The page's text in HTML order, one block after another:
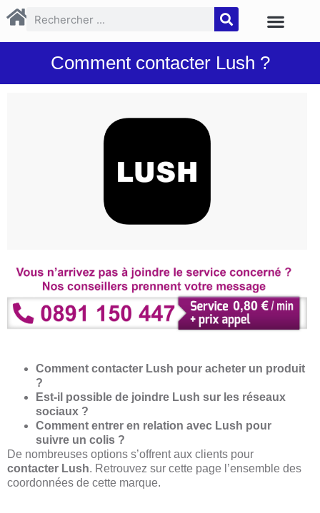
Comment contacter Lush ?
Comment contacter Lush pour acheter un produit
?
Est-il possible de joindre Lush sur les réseaux
sociaux ?
Comment entrer en relation avec Lush pour
suivre un colis ?
De nombreuses options s’offrent aux clients pour
contacter Lush. Retrouvez sur cette page l’ensemble des
coordonnées de cette marque.